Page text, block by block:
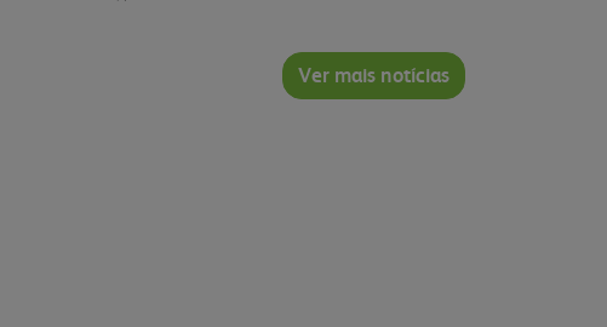
Continuar Lendo
Ver mais notícias